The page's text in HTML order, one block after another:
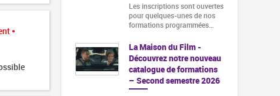
Les inscriptions sont ouvertes
pour quelques-unes de nos
formations programmées…
La Maison du Film -
Découvrez notre nouveau
catalogue de formations
– Second semestre 2026